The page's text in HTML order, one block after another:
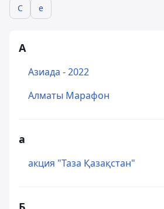
C e
А
Азиада - 2022
Алматы Марафон
а
акция "Таза Қазақстан"